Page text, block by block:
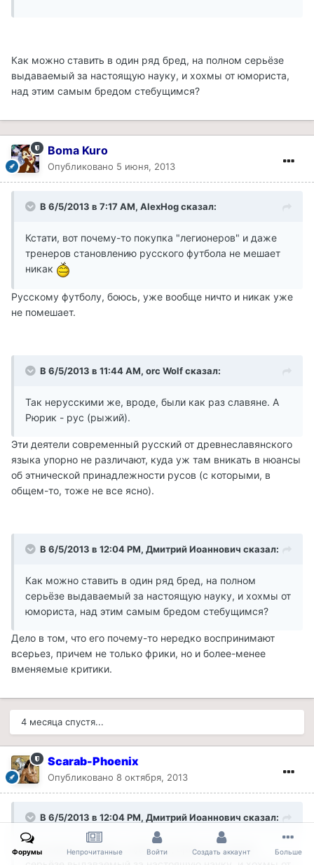
Как можно ставить в один ряд бред, на полном серьёзе
выдаваемый за настоящую науку, и хохмы от юмориста,
над этим самым бредом стебущимся?
Boma Kuro
Опубликовано 5 июня, 2013
В 6/5/2013 в 7:17 AM, AlexHog сказал:
Кстати, вот почему-то покупка "легионеров" и даже
тренеров становлению русского футбола не мешает
никак
Русскому футболу, боюсь, уже вообще ничто и никак уже
не помешает.
В 6/5/2013 в 11:44 AM, orc Wolf сказал:
Так нерусскими же, вроде, были как раз славяне. А
Рюрик - рус (рыжий).
Эти деятели современный русский от древнеславянского
языка упорно не различают, куда уж там вникать в нюансы
об этнической принадлежности русов (с которыми, в
общем-то, тоже не все ясно).
В 6/5/2013 в 12:04 PM, Дмитрий Иоаннович сказал:
Как можно ставить в один ряд бред, на полном
серьёзе выдаваемый за настоящую науку, и хохмы от
юмориста, над этим самым бредом стебущимся?
Дело в том, что его почему-то нередко воспринимают
всерьез, причем не только фрики, но и более-менее
вменяемые критики.
4 месяца спустя...
Scarab-Phoenix
Опубликовано 8 октября, 2013
В 6/5/2013 в 12:04 PM, Дмитрий Иоаннович сказал:
Как можно ставить в один ряд бред, на полном
Форумы Непрочитанные Войти Создать аккаунт Больше